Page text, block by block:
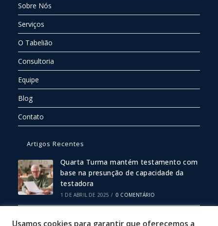
Sobre Nós
Serviços
O Tabelião
Consultoria
Equipe
Blog
Contato
Artigos Recentes
Quarta Turma mantém testamento com
base na presunção de capacidade da
testadora
1 DE ABRIL DE 2025 / 0 COMENTÁRIO
Escritura Pública ou Particular: Qual
Usamos cookies para garantir que oferecemos a